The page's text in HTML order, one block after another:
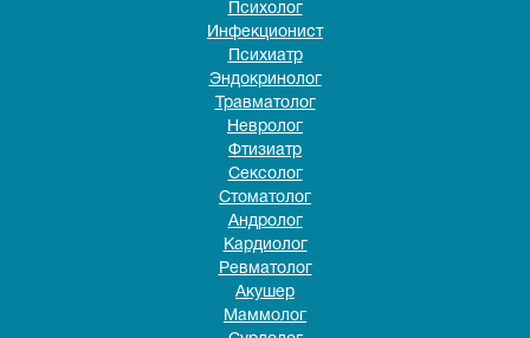
Психолог
Инфекционист
Психиатр
Эндокринолог
Травматолог
Невролог
Фтизиатр
Сексолог
Стоматолог
Андролог
Кардиолог
Ревматолог
Акушер
Маммолог